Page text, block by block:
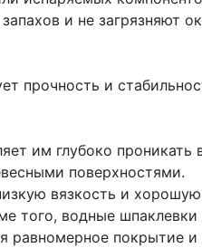
и не загрязняют
прочность и
им глубоко проникать
поверхностями.
вязкость и хорошую
того, водные шпаклевки
равномерное покрытие и